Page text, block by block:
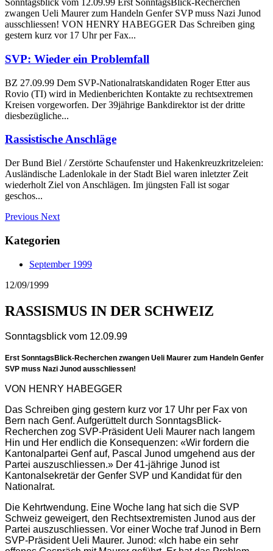
Sonntagsblick vom 12.09.99 Erst SonntagsBlick-Recherchen
zwangen Ueli Maurer zum Handeln Genfer SVP muss Nazi Junod
ausschliessen! VON HENRY HABEGGER Das Schreiben ging
gestern kurz vor 17 Uhr per Fax...
SVP: Wieder ein Problemfall
BZ 27.09.99 Dem SVP-Nationalratskandidaten Roger Etter aus
Rovio (TI) wird in Medienberichten Kontakte zu rechtsextremen
Kreisen vorgeworfen. Der 39jährige Bankdirektor ist der dritte
diesbezügliche...
Rassistische Anschläge
Der Bund Biel / Zerstörte Schaufenster und Hakenkreuzkritzeleien:
Ausländische Ladenlokale in der Stadt Biel waren inletzter Zeit
wiederholt Ziel von Anschlägen. Im jüngsten Fall ist sogar
geschos...
Previous Next
Kategorien
September 1999
12/09/1999
RASSISMUS IN DER SCHWEIZ
Sonntagsblick vom 12.09.99
Erst SonntagsBlick-Recherchen zwangen Ueli Maurer zum Handeln Genfer
SVP muss Nazi Junod ausschliessen!
VON HENRY HABEGGER
Das Schreiben ging gestern kurz vor 17 Uhr per Fax von
Bern nach Genf. Aufgerüttelt durch SonntagsBlick-
Recherchen zog SVP-Präsident Ueli Maurer nach langem
Hin und Her endlich die Konsequenzen: «Wir fordern die
Kantonalpartei Genf auf, Pascal Junod umgehend aus der
Partei auszuschliessen.» Der 41-jährige Junod ist
Kantonalsekretär der Genfer SVP und Kandidat für den
Nationalrat.
Die Kehrtwendung. Eine Woche lang hat sich die SVP
Schweiz geweigert, den Rechtsextremisten Junod aus der
Partei auszuschliessen. Vor einer Woche traf Junod in Bern
SVP-Präsident Ueli Maurer. Junod: «Ich habe ein sehr